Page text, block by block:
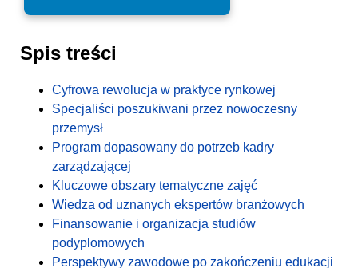
Spis treści
Cyfrowa rewolucja w praktyce rynkowej
Specjaliści poszukiwani przez nowoczesny
przemysł
Program dopasowany do potrzeb kadry
zarządzającej
Kluczowe obszary tematyczne zajęć
Wiedza od uznanych ekspertów branżowych
Finansowanie i organizacja studiów
podyplomowych
Perspektywy zawodowe po zakończeniu edukacji